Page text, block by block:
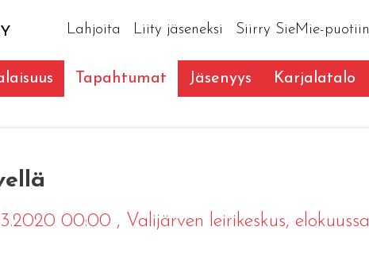
Lahjoita Liity jäseneksi Siirry SieMie-puotiin
Tapahtumat Jäsenyys Karjalatalo
00:00 , Valijärven leirikeskus, elokuussa